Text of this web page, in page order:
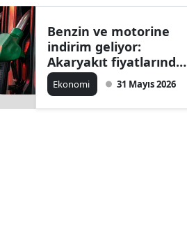
Benzin ve motorine
indirim geliyor:
Akaryakıt fiyatlarında
gece yarısı düşüş
bekleniyor
Ekonomi 31 Mayıs 2026